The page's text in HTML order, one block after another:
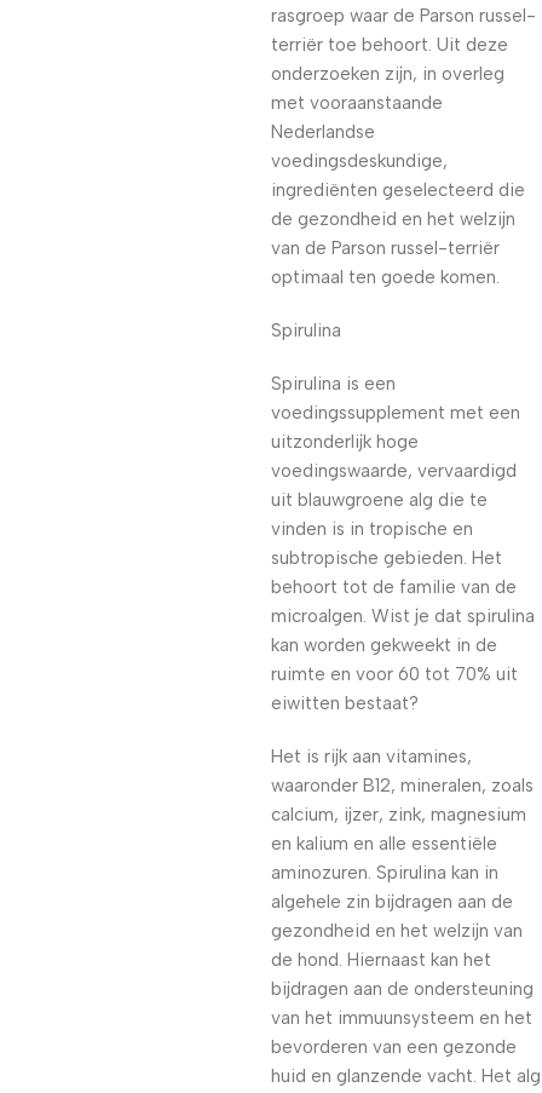
rasgroep waar de Parson russel-
terriër toe behoort. Uit deze
onderzoeken zijn, in overleg
met vooraanstaande
Nederlandse
voedingsdeskundige,
ingrediënten geselecteerd die
de gezondheid en het welzijn
van de Parson russel-terriër
optimaal ten goede komen.
Spirulina
Spirulina is een
voedingssupplement met een
uitzonderlijk hoge
voedingswaarde, vervaardigd
uit blauwgroene alg die te
vinden is in tropische en
subtropische gebieden. Het
behoort tot de familie van de
microalgen. Wist je dat spirulina
kan worden gekweekt in de
ruimte en voor 60 tot 70% uit
eiwitten bestaat?
Het is rijk aan vitamines,
waaronder B12, mineralen, zoals
calcium, ijzer, zink, magnesium
en kalium en alle essentiële
aminozuren. Spirulina kan in
algehele zin bijdragen aan de
gezondheid en het welzijn van
de hond. Hiernaast kan het
bijdragen aan de ondersteuning
van het immuunsysteem en het
bevorderen van een gezonde
huid en glanzende vacht. Het alg